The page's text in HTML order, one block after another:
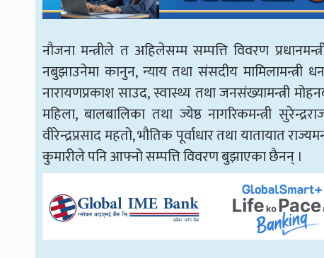
नौजना मन्त्रीले त अहिलेसम्म सम्पत्ति विवरण
नबुझाउनेमा कानुन, न्याय तथा संसदीय मामिलामन्त्री
नारायणप्रकाश साउद, स्वास्थ्य तथा जनसंख्यामन्त्री
महिला, बालबालिका तथा ज्येष्ठ नागरिकमन्त्री
वीरेन्द्रप्रसाद महतो, भौतिक पूर्वाधार तथा यातायात
कुमारीले पनि आफ्नो सम्पत्ति विवरण बुझाएका छैनन् ।